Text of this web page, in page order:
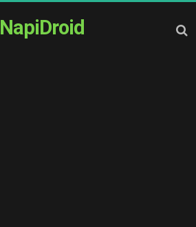
NapiDroid